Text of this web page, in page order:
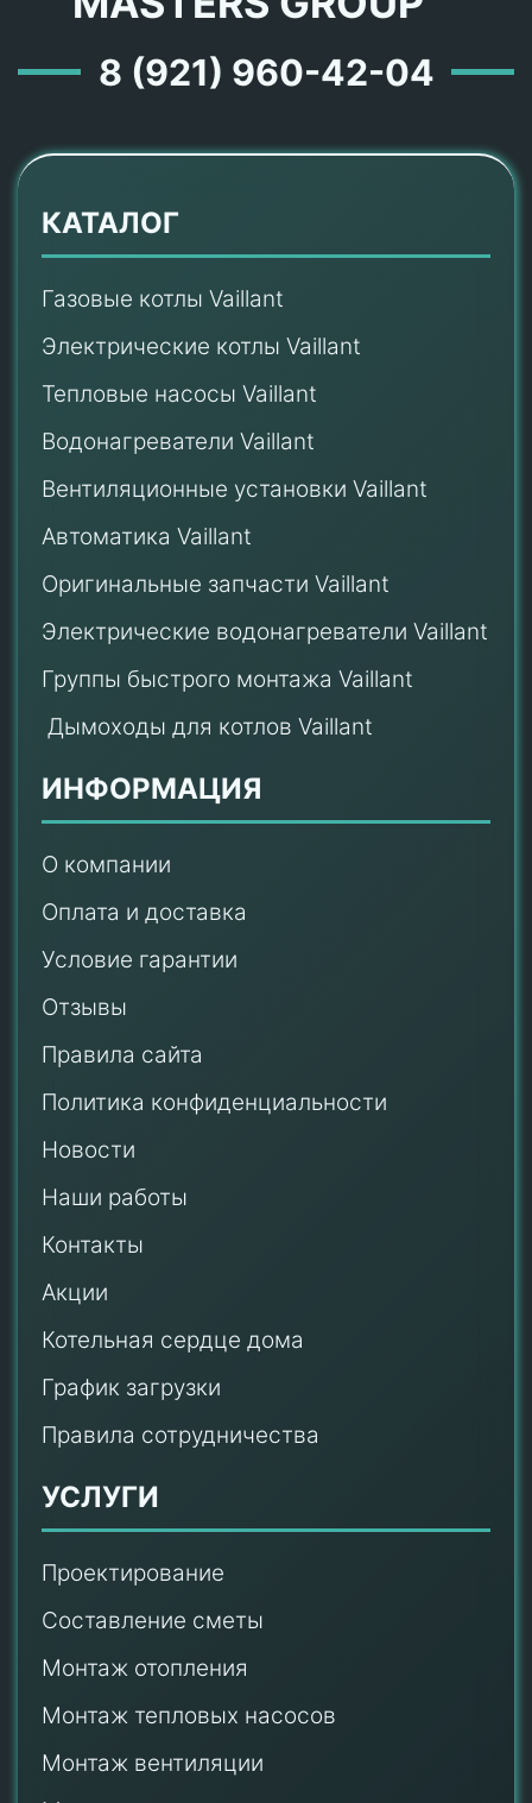
8 (921) 960-42-04
КАТАЛОГ
Газовые котлы Vaillant
Электрические котлы Vaillant
Тепловые насосы Vaillant
Водонагреватели Vaillant
Вентиляционные установки Vaillant
Автоматика Vaillant
Оригинальные запчасти Vaillant
Электрические водонагреватели Vaillant
Группы быстрого монтажа Vaillant
Дымоходы для котлов Vaillant
ИНФОРМАЦИЯ
О компании
Оплата и доставка
Условие гарантии
Отзывы
Правила сайта
Политика конфиденциальности
Новости
Наши работы
Контакты
Акции
Котельная сердце дома
График загрузки
Правила сотрудничества
УСЛУГИ
Проектирование
Составление сметы
Монтаж отопления
Монтаж тепловых насосов
Монтаж вентиляции